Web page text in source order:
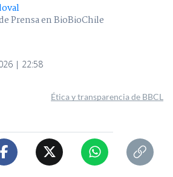
Prensa en BioBioChile
| 22:58
Ética y transparencia de BBCL